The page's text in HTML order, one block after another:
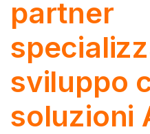
partner
sviluppo
soluzioni